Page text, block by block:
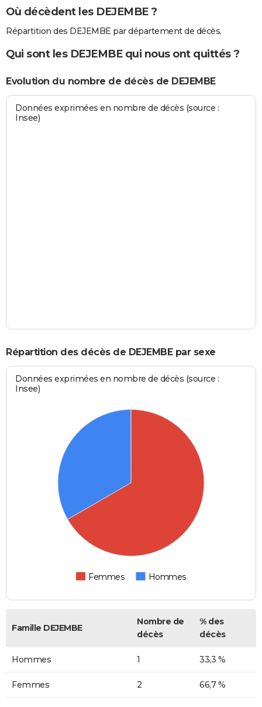
Où décèdent les DEJEMBE ?
Répartition des DEJEMBE par département de décès.
Qui sont les DEJEMBE qui nous ont quittés ?
Evolution du nombre de décès de DEJEMBE
Données exprimées en nombre de décès (source :
Insee)
Répartition des décès de DEJEMBE par sexe
Données exprimées en nombre de décès (source :
Insee)
Femmes Hommes
Famille DEJEMBE
Nombre de
décès
% des
décès
Hommes 1 33,3 %
Femmes 2 66,7 %